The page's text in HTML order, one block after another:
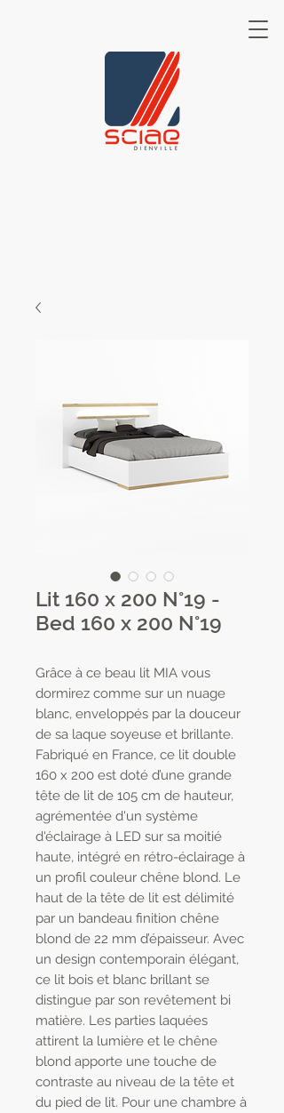
Lit 160 x 200 N°19 -
Bed 160 x 200 N°19
Grâce à ce beau lit MIA vous
dormirez comme sur un nuage
blanc, enveloppés par la douceur
de sa laque soyeuse et brillante.
Fabriqué en France, ce lit double
160 x 200 est doté d’une grande
tête de lit de 105 cm de hauteur,
agrémentée d'un système
d'éclairage à LED sur sa moitié
haute, intégré en rétro-éclairage à
un profil couleur chêne blond. Le
haut de la tête de lit est délimité
par un bandeau finition chêne
blond de 22 mm d’épaisseur. Avec
un design contemporain élégant,
ce lit bois et blanc brillant se
distingue par son revêtement bi
matière. Les parties laquées
attirent la lumière et le chêne
blond apporte une touche de
contraste au niveau de la tête et
du pied de lit. Pour une chambre à